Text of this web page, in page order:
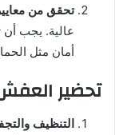
تحقق من
عالية. يجب أن
أمان مثل
تحضير
التنظيف